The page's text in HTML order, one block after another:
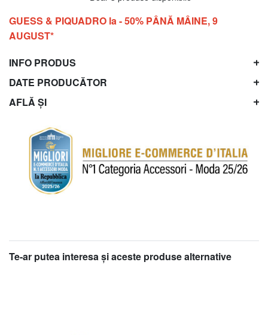
GUESS & PIQUADRO la - 50% PÂNĂ MÂINE, 9
AUGUST*
INFO PRODUS
DATE PRODUCĂTOR
AFLĂ ȘI
Te-ar putea interesa şi aceste produse alternative